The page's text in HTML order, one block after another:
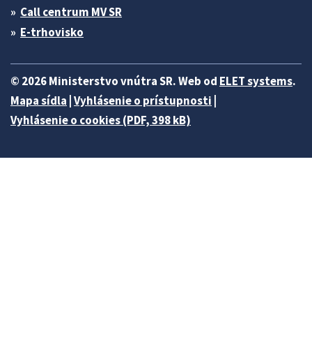
Call centrum MV SR
E-trhovisko
© 2026 Ministerstvo vnútra SR. Web od ELET systems.
Mapa sídla Vyhlásenie o prístupnosti
Vyhlásenie o cookies (PDF, 398 kB)